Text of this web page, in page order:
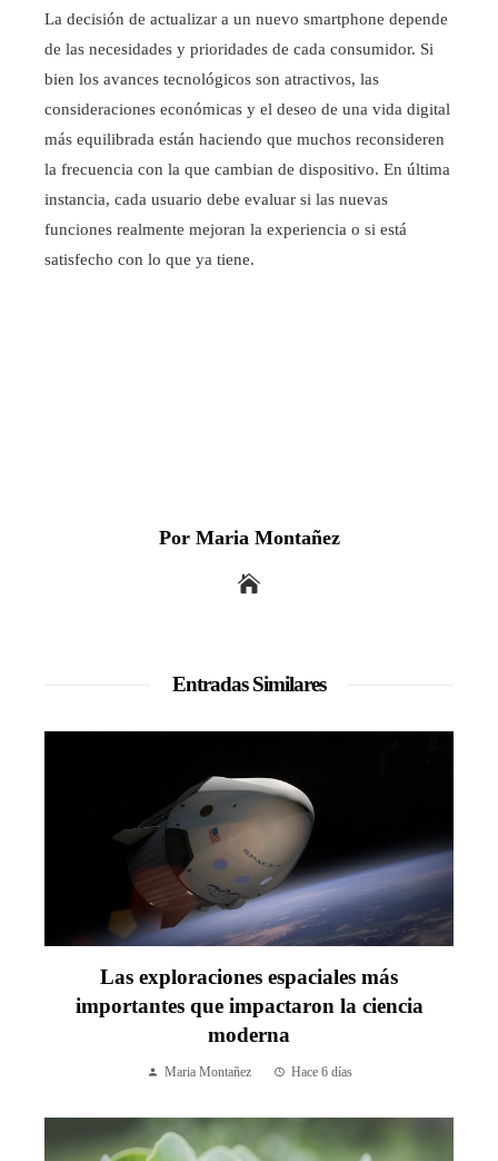
La decisión de actualizar a un nuevo smartphone depende
de las necesidades y prioridades de cada consumidor. Si
bien los avances tecnológicos son atractivos, las
consideraciones económicas y el deseo de una vida digital
más equilibrada están haciendo que muchos reconsideren
la frecuencia con la que cambian de dispositivo. En última
instancia, cada usuario debe evaluar si las nuevas
funciones realmente mejoran la experiencia o si está
satisfecho con lo que ya tiene.
Por Maria Montañez
Entradas Similares
Las exploraciones espaciales más
importantes que impactaron la ciencia
moderna
Maria Montañez Hace 6 días